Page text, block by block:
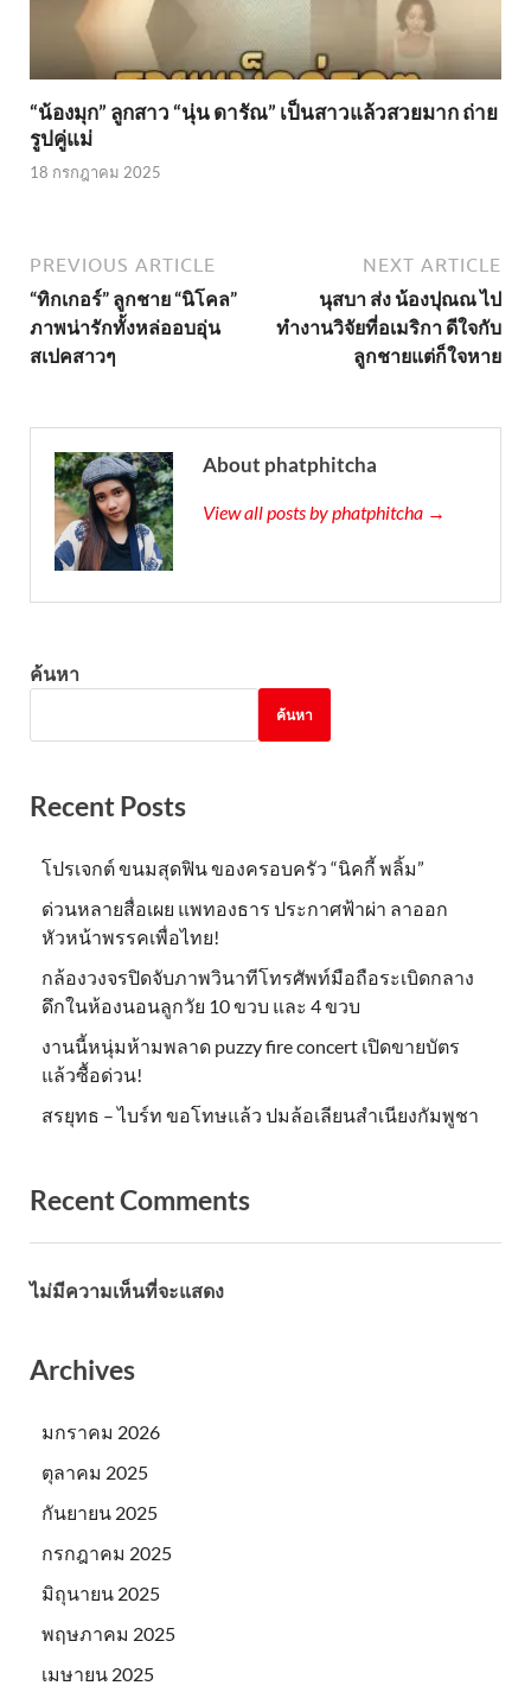
“น้องมุก” ลูกสาว “นุ่น ดารัณ” เป็นสาวแล้วสวยมาก ถ่าย
รูปคู่แม่
18 กรกฎาคม 2025
PREVIOUS ARTICLE
“ทิกเกอร์” ลูกชาย “นิโคล”
ภาพน่ารักทั้งหล่ออบอุ่น
สเปคสาวๆ
NEXT ARTICLE
นุสบา ส่ง น้องปุณณ ไป
ทำงานวิจัยที่อเมริกา ดีใจกับ
ลูกชายแต่ก็ใจหาย
About phatphitcha
View all posts by phatphitcha →
ค้นหา
ค้นหา
Recent Posts
โปรเจกต์ ขนมสุดฟิน ของครอบครัว “นิคกี้ พลิ้ม”
ด่วนหลายสื่อเผย แพทองธาร ประกาศฟ้าผ่า ลาออก
หัวหน้าพรรคเพื่อไทย!
กล้องวงจรปิดจับภาพวินาทีโทรศัพท์มือถือระเบิดกลาง
ดึกในห้องนอนลูกวัย 10 ขวบ และ 4 ขวบ
งานนี้หนุ่มห้ามพลาด puzzy fire concert เปิดขายบัตร
แล้วซื้อด่วน!
สรยุทธ – ไบร์ท ขอโทษแล้ว ปมล้อเลียนสำเนียงกัมพูชา
Recent Comments
ไม่มีความเห็นที่จะแสดง
Archives
มกราคม 2026
ตุลาคม 2025
กันยายน 2025
กรกฎาคม 2025
มิถุนายน 2025
พฤษภาคม 2025
เมษายน 2025